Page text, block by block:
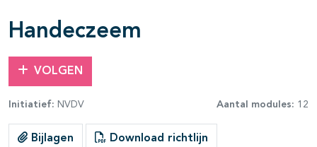
Handeczeem
VOLGEN
Initiatief: NVDV Aantal modules: 12
Bijlagen Download richtlijn